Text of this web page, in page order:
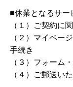
■休業となるサー
（１）ご契約に
（２）マイペー
手続き
（３）フォーム
（４）ご郵送い